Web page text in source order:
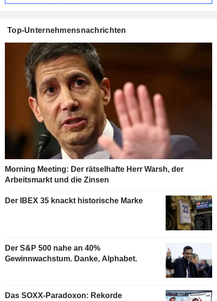
Top-Unternehmensnachrichten
Morning Meeting: Der rätselhafte Herr Warsh, der
Arbeitsmarkt und die Zinsen
Der IBEX 35 knackt historische Marke
Der S&P 500 nahe an 40%
Gewinnwachstum. Danke, Alphabet.
Das SOXX-Paradoxon: Rekorde